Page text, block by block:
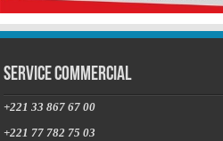
Service commercial
+221 33 867 67 00
+221 77 782 75 03